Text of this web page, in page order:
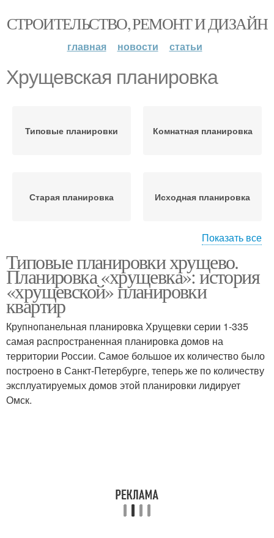
СТРОИТЕЛЬСТВО, РЕМОНТ И ДИЗАЙН
главная новости статьи
Хрущевская планировка
Типовые планировки Комнатная планировка
Старая планировка Исходная планировка
вариантами
Планировки с фото
Показать все
Типовые планировки хрущево.
Планировка «хрущевка»: история
«хрущевской» планировки
квартир
Крупнопанельная планировка Хрущевки серии 1-335
самая распространенная планировка домов на
территории России. Самое большое их количество было
построено в Санкт-Петербурге, теперь же по количеству
эксплуатируемых домов этой планировки лидирует
Омск.